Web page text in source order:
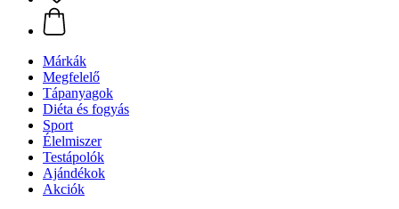
Márkák
Megfelelő
Tápanyagok
Diéta és fogyás
Sport
Élelmiszer
Testápolók
Ajándékok
Akciók